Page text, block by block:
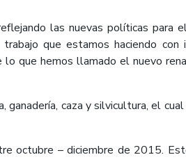
las nuevas políticas para
que estamos haciendo con
que hemos llamado el nuevo
caza y silvicultura, el
octubre – diciembre de 2015.